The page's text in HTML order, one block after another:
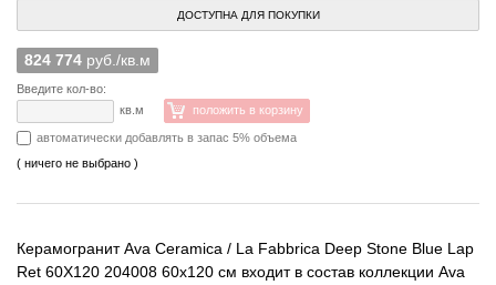
ДОСТУПНА ДЛЯ ПОКУПКИ
824 774 руб./кв.м
Введите кол-во:
кв.м
положить в корзину
автоматически добавлять в запас 5% объема
( ничего не выбрано )
Керамогранит Ava Ceramica / La Fabbrica Deep Stone Blue Lap
Ret 60X120 204008 60x120 см входит в состав коллекции Ava